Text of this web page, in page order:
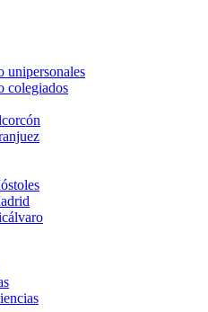
unipersonales
colegiados